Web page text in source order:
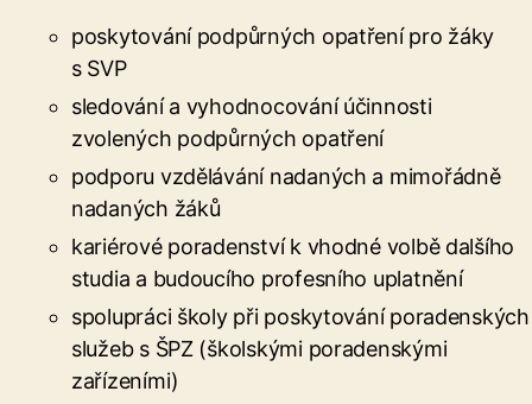
poskytování podpůrných opatření pro žáky
s SVP
sledování a vyhodnocování účinnosti
zvolených podpůrných opatření
podporu vzdělávání nadaných a mimořádně
nadaných žáků
kariérové poradenství k vhodné volbě dalšího
studia a budoucího profesního uplatnění
spolupráci školy při poskytování poradenských
služeb s ŠPZ (školskými poradenskými
zařízeními)